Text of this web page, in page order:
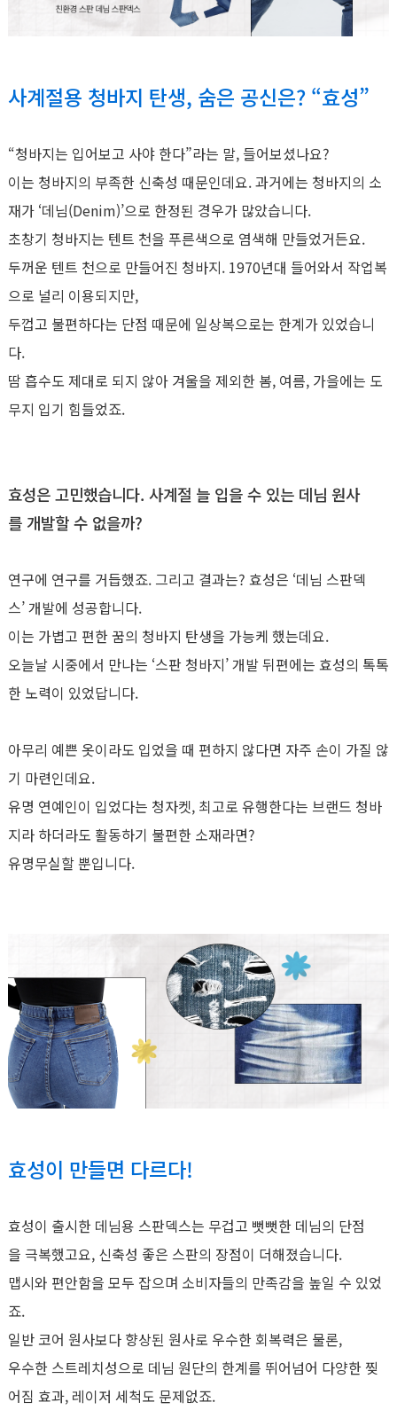
사계절용 청바지 탄생, 숨은 공신은? “효성”
“청바지는 입어보고 사야 한다”라는 말, 들어보셨나요?
이는 청바지의 부족한 신축성 때문인데요. 과거에는 청바지의 소
재가 ‘데님(Denim)’으로 한정된 경우가 많았습니다.
초창기 청바지는 텐트 천을 푸른색으로 염색해 만들었거든요.
두꺼운 텐트 천으로 만들어진 청바지. 1970년대 들어와서 작업복
으로 널리 이용되지만,
두껍고 불편하다는 단점 때문에 일상복으로는 한계가 있었습니
다.
땀 흡수도 제대로 되지 않아 겨울을 제외한 봄, 여름, 가을에는 도
무지 입기 힘들었죠.
효성은 고민했습니다. 사계절 늘 입을 수 있는 데님 원사
를 개발할 수 없을까?
연구에 연구를 거듭했죠. 그리고 결과는? 효성은 ‘데님 스판덱
스’ 개발에 성공합니다.
이는 가볍고 편한 꿈의 청바지 탄생을 가능케 했는데요.
오늘날 시중에서 만나는 ‘스판 청바지’ 개발 뒤편에는 효성의 톡톡
한 노력이 있었답니다.
아무리 예쁜 옷이라도 입었을 때 편하지 않다면 자주 손이 가질 않
기 마련인데요.
유명 연예인이 입었다는 청자켓, 최고로 유행한다는 브랜드 청바
지라 하더라도 활동하기 불편한 소재라면?
유명무실할 뿐입니다.
효성이 만들면 다르다!
효성이 출시한 데님용 스판덱스는 무겁고 뻣뻣한 데님의 단점
을 극복했고요, 신축성 좋은 스판의 장점이 더해졌습니다.
맵시와 편안함을 모두 잡으며 소비자들의 만족감을 높일 수 있었
죠.
일반 코어 원사보다 향상된 원사로 우수한 회복력은 물론,
우수한 스트레치성으로 데님 원단의 한계를 뛰어넘어 다양한 찢
어짐 효과, 레이저 세척도 문제없죠.